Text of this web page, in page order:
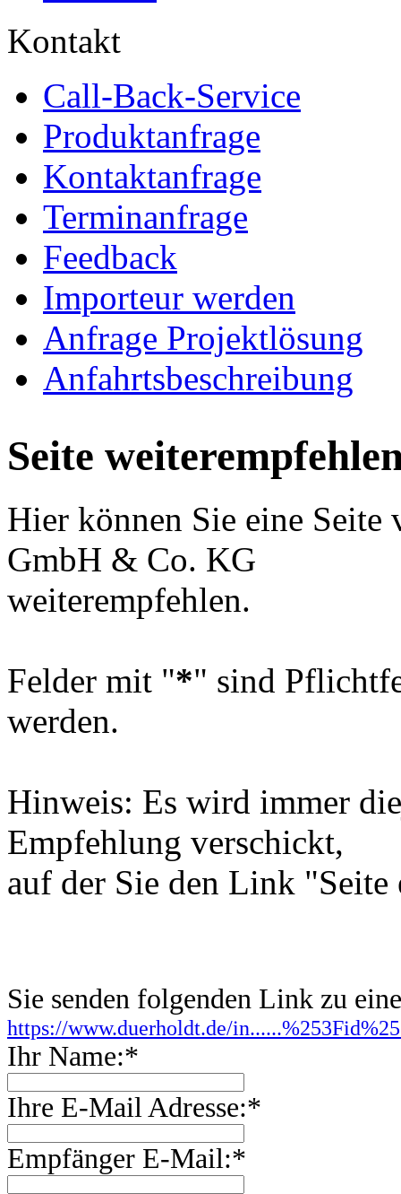
Kontakt
Call-Back-Service
Produktanfrage
Kontaktanfrage
Terminanfrage
Feedback
Importeur werden
Anfrage Projektlösung
Anfahrtsbeschreibung
Seite
Hier können Sie eine
GmbH & Co. KG
weiterempfehlen.
Felder mit "*" sind
werden.
Hinweis: Es wird immer
Empfehlung verschickt,
auf der Sie den Link
Sie senden folgenden Link zu
https://www.duerholdt.de/
Ihr Name:*
Ihre E-Mail Adresse:*
Empfänger E-Mail:*